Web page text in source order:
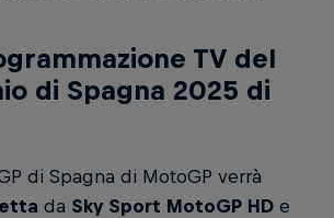
TV del
di Spagna 2025 di
di Spagna di MotoGP verrà
da Sky Sport MotoGP HD e